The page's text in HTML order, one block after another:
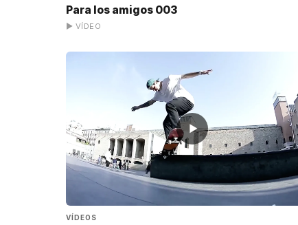
Para los amigos 003
▶ VÍDEO
▶
VÍDEOS